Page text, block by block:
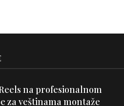
na profesionalnom
za veštinama montaže